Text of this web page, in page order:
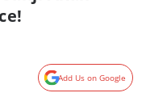
Add Us on Google